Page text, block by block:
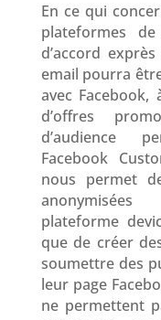
En ce qui
plateformes
d’accord
email pourra
avec
d’offres
d’audience
Facebook
nous permet
plateforme
que de créer
soumettre des
leur page
ne permettent